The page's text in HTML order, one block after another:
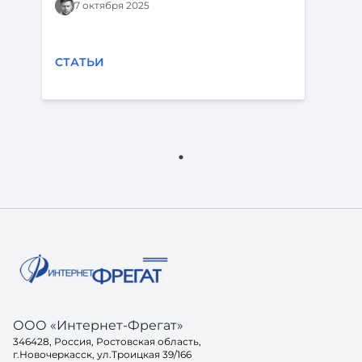
платформой” и “Фарватером-Активы”.
7 октября 2025
СТАТЬИ
ООО «Интернет-Фрегат»
346428, Россия, Ростовская область,
г.Новочеркасск, ул.Троицкая 39/166